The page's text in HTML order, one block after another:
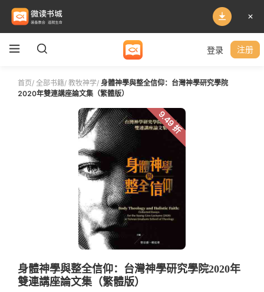
登录 注册
首页/ 全部书籍/ 教牧神学/ 身體神學與整全信仰：台灣神學研究學院
2020年雙連講座論文集（繁體版）
9.49 折
身體神學與整全信仰：台灣神學研究學院2020年
雙連講座論文集（繁體版）